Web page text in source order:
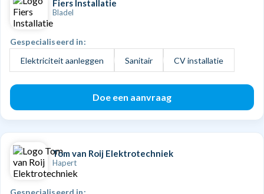
Fiers Installatie
Bladel
Gespecialiseerd in:
Elektriciteit aanleggen
Sanitair CV installatie
Doe een aanvraag
Tom van Roij Elektrotechniek
Hapert
Gespecialiseerd in: